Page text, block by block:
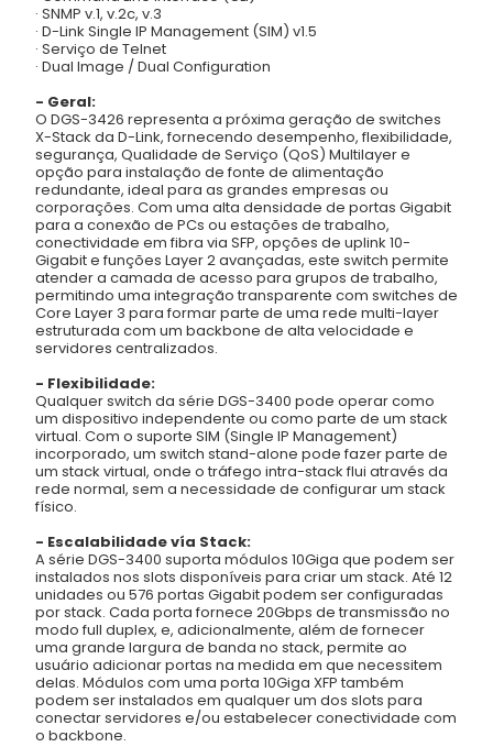
· SNMP v.1, v.2c, v.3
· D-Link Single IP Management (SIM) v1.5
· Serviço de Telnet
· Dual Image / Dual Configuration
- Geral:
O DGS-3426 representa a próxima geração de switches
X-Stack da D-Link, fornecendo desempenho, flexibilidade,
segurança, Qualidade de Serviço (QoS) Multilayer e
opção para instalação de fonte de alimentação
redundante, ideal para as grandes empresas ou
corporações. Com uma alta densidade de portas Gigabit
para a conexão de PCs ou estações de trabalho,
conectividade em fibra via SFP, opções de uplink 10-
Gigabit e funções Layer 2 avançadas, este switch permite
atender a camada de acesso para grupos de trabalho,
permitindo uma integração transparente com switches de
Core Layer 3 para formar parte de uma rede multi-layer
estruturada com um backbone de alta velocidade e
servidores centralizados.
- Flexibilidade:
Qualquer switch da série DGS-3400 pode operar como
um dispositivo independente ou como parte de um stack
virtual. Com o suporte SIM (Single IP Management)
incorporado, um switch stand-alone pode fazer parte de
um stack virtual, onde o tráfego intra-stack flui através da
rede normal, sem a necessidade de configurar um stack
físico.
- Escalabilidade vía Stack:
A série DGS-3400 suporta módulos 10Giga que podem ser
instalados nos slots disponíveis para criar um stack. Até 12
unidades ou 576 portas Gigabit podem ser configuradas
por stack. Cada porta fornece 20Gbps de transmissão no
modo full duplex, e, adicionalmente, além de fornecer
uma grande largura de banda no stack, permite ao
usuário adicionar portas na medida em que necessitem
delas. Módulos com uma porta 10Giga XFP também
podem ser instalados em qualquer um dos slots para
conectar servidores e/ou estabelecer conectividade com
o backbone.